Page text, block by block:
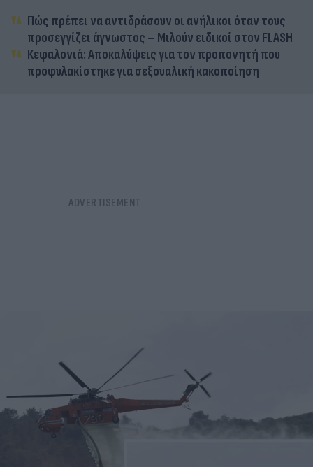
Πώς πρέπει να αντιδράσουν οι ανήλικοι όταν τους
προσεγγίζει άγνωστος – Μιλούν ειδικοί στον FLASH
Κεφαλονιά: Αποκαλύψεις για τον προπονητή που
προφυλακίστηκε για σεξουαλική κακοποίηση